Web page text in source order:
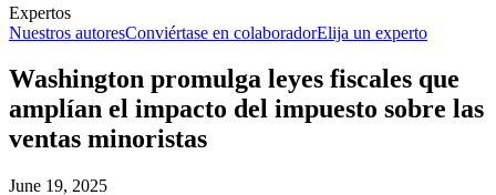
Expertos
Nuestros autoresConviértase en colaboradorElija un experto
Washington promulga leyes fiscales que
amplían el impacto del impuesto sobre las
ventas minoristas
June 19, 2025